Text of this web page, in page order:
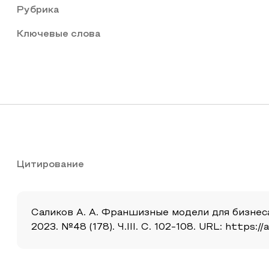
Рубрика
Ключевые слова
Цитирование
Саликов А. А. Франшизные модели для
2023. №48 (178). Ч.III. С. 102-108. URL: